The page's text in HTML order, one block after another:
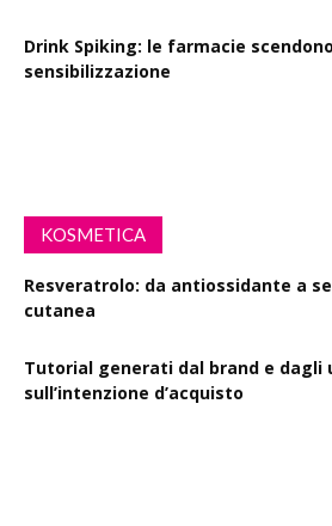
Drink Spiking: le farmacie
sensibilizzazione
KOSMETICA
Resveratrolo: da antiossidante a
cutanea
Tutorial generati dal brand e dagli
sull’intenzione d’acquisto